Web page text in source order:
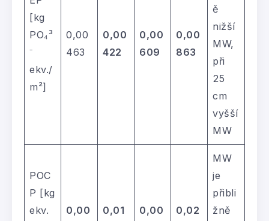
[kg
PO₄³
⁻
ekv./
m²]
0,00
463
0,00
422
0,00
609
0,00
863
ě
nižší
MW,
při
25
cm
vyšší
MW
POC
P [kg
ekv.
0,00
0,01
0,00
0,02
MW
je
přibli
žně